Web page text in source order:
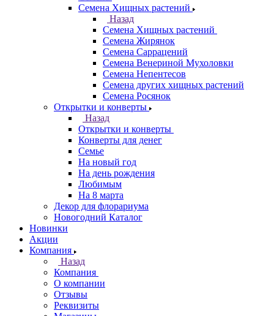
Семена Хищных растений
Назад
Семена Хищных растений
Семена Жирянок
Семена Саррацений
Семена Венериной Мухоловки
Семена Непентесов
Семена других хищных растений
Семена Росянок
Открытки и конверты
Назад
Открытки и конверты
Конверты для денег
Семье
На новый год
На день рождения
Любимым
На 8 марта
Декор для флорариума
Новогодний Каталог
Новинки
Акции
Компания
Назад
Компания
О компании
Отзывы
Реквизиты